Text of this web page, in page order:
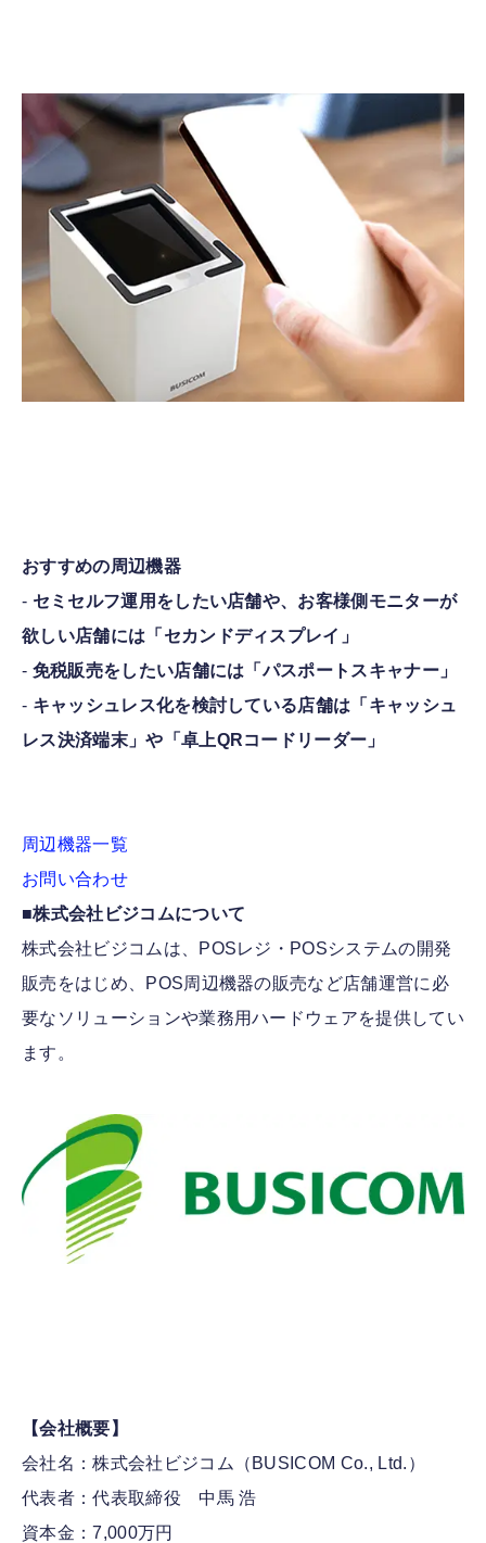
おすすめの周辺機器
- セミセルフ運用をしたい店舗や、お客様側モニターが
欲しい店舗には「セカンドディスプレイ」
- 免税販売をしたい店舗には「パスポートスキャナー」
- キャッシュレス化を検討している店舗は「キャッシュ
レス決済端末」や「卓上QRコードリーダー」
周辺機器一覧
お問い合わせ
■株式会社ビジコムについて
株式会社ビジコムは、POSレジ・POSシステムの開発
販売をはじめ、POS周辺機器の販売など店舗運営に必
要なソリューションや業務用ハードウェアを提供してい
ます。
【会社概要】
会社名：株式会社ビジコム（BUSICOM Co., Ltd.）
代表者：代表取締役 中馬 浩
資本金：7,000万円